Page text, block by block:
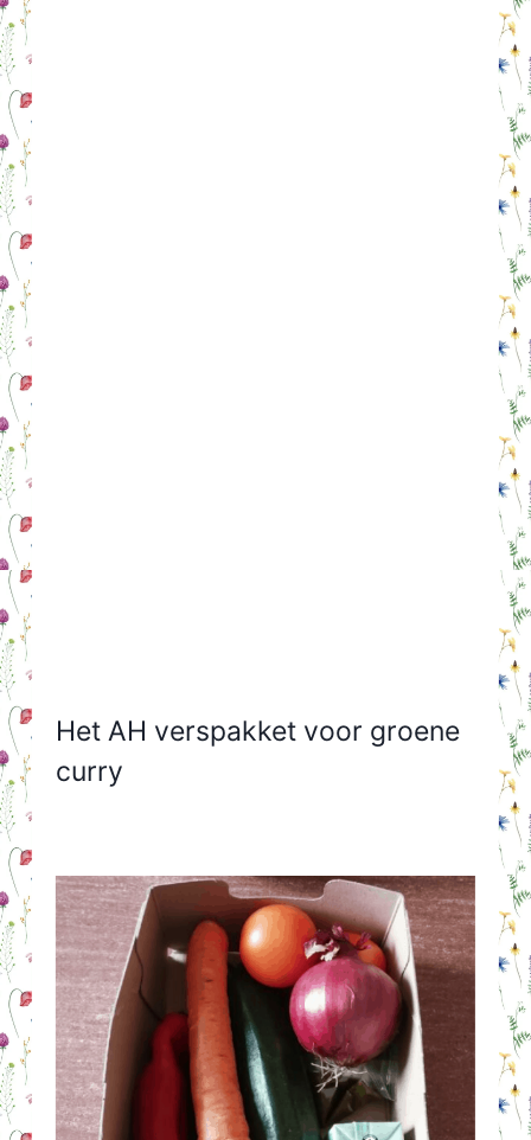
Het AH verspakket voor groene
curry